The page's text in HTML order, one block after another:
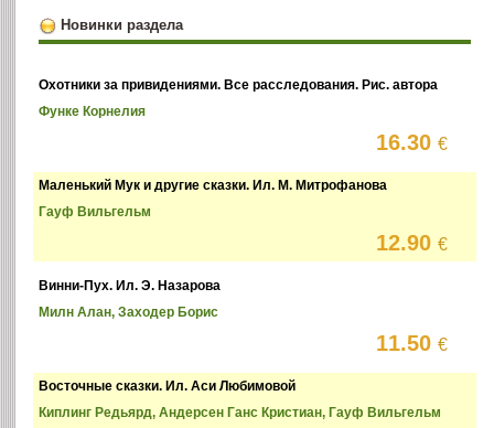
Новинки раздела
Охотники за привидениями. Все расследования. Рис. автора
Функе Корнелия
16.30€
Маленький Мук и другие сказки. Ил. М. Митрофанова
Гауф Вильгельм
12.90€
Винни-Пух. Ил. Э. Назарова
Милн Алан, Заходер Борис
11.50€
Восточные сказки. Ил. Аси Любимовой
Киплинг Редьярд, Андерсен Ганс Кристиан, Гауф Вильгельм